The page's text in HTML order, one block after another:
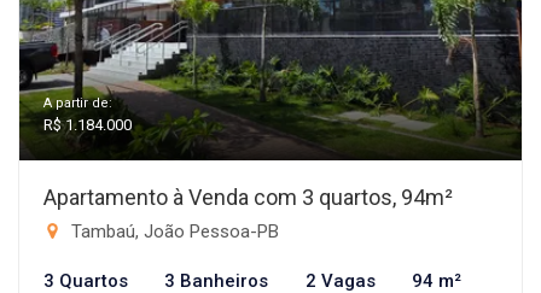
A partir de:
R$ 1.184.000
Apartamento à Venda com 3 quartos, 94m²
Tambaú, João Pessoa-PB
3 Quartos 3 Banheiros 2 Vagas 94 m²